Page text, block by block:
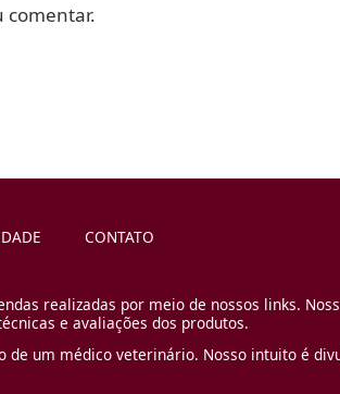
comentar.
CONTATO
realizadas por meio de nossos links.
e avaliações dos produtos.
um médico veterinário. Nosso intuito é